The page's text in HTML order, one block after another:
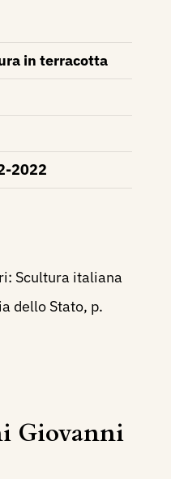
in terracotta
2022
Scultura italiana
dello Stato, p.
Giovanni